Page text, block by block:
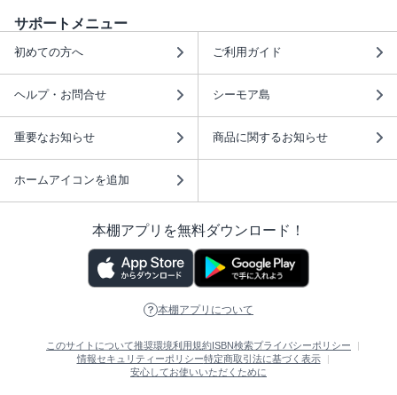
サポートメニュー
初めての方へ ご利用ガイド
ヘルプ・お問合せ シーモア島
重要なお知らせ 商品に関するお知らせ
ホームアイコンを追加
本棚アプリを無料ダウンロード！
本棚アプリについて
このサイトについて推奨環境利用規約 ISBN検索プライバシーポリシー
情報セキュリティーポリシー特定商取引法に基づく表示
安心してお使いいただくために